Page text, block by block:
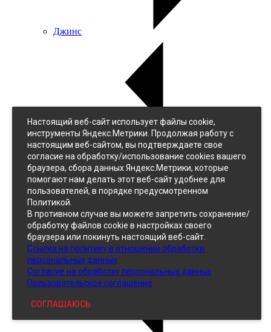
Джинс
Джинс
Однотонный
Принтованный
Кожзам
Настоящий веб-сайт использует файлы cookie,
инструменты Яндекс.Метрики. Продолжая работу с
настоящим веб-сайтом, вы подтверждаете свое
согласие на обработку/использование cookies вашего
браузера, сбора данных Яндекс.Метрики, которые
помогают нам делать этот веб-сайт удобнее для
пользователей, в порядке предусмотренном
Политикой.
В противном случае вы можете запретить сохранение/
обработку файлов cookie в настройках своего
браузера или покинуть настоящий веб-сайт.
Ссылка на политику в отношении обработки
персональных данных
Согласие на обработку персональных данных
Пользовательское соглашение
СОГЛАШАЮСЬ